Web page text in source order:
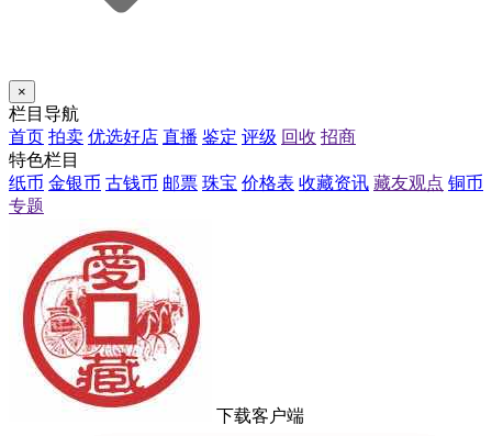
×
栏目导航
首页 拍卖 优选好店 直播 鉴定 评级 回收 招商
特色栏目
纸币 金银币 古钱币 邮票 珠宝 价格表 收藏资讯 藏友观点 铜币
专题
下载客户端